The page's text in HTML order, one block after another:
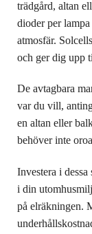
trädgård, altan
dioder per
atmosfär.
och ger dig upp
De avtagbara
var du vill,
en altan eller
behöver inte
Investera i
i din
på elräkningen.